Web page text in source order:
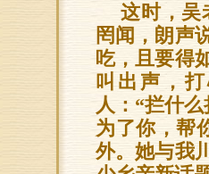
这时，吴
罔闻，朗声
吃，且要得
叫出声，
人：“拦什
为了你，帮
外。她与我